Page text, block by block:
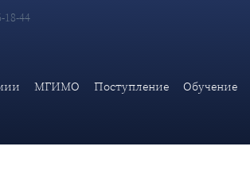
18-44
МГИМО Поступление Обучение
«ИСТОРИЯ РАЗВИТИЯ ЭТИКЕТА»